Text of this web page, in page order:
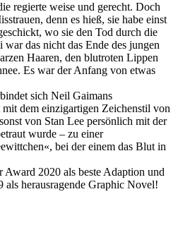
regierte weise und gerecht. Doch
denn es hieß, sie habe einst
wo sie den Tod durch die
war das nicht das Ende des jungen
Haaren, den blutroten Lippen
Es war der Anfang von etwas
sich Neil Gaimans
dem einzigartigen Zeichenstil von
von Stan Lee persönlich mit der
wurde – zu einer
bei der einem das Blut in
Award 2020 als beste Adaption und
herausragende Graphic Novel!